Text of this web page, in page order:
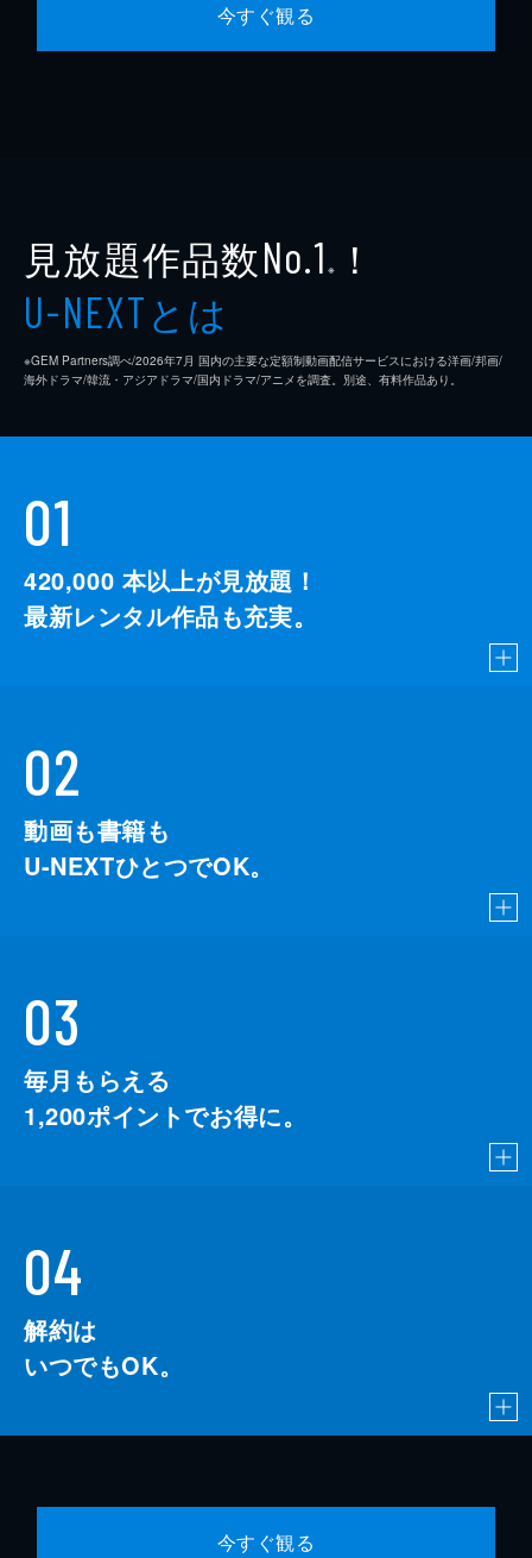
今すぐ観る
見放題作品数No.1 ※ ！
U-NEXTとは
※GEM Partners調べ/2026年7⽉ 国内の主要な定額制動画配信サービスにおける洋画/邦画/
海外ドラマ/韓流・アジアドラマ/国内ドラマ/アニメを調査。別途、有料作品あり。
01
420,000 本以上が見放題！
最新レンタル作品も充実。
02
動画も書籍も
U-NEXTひとつでOK。
03
毎月もらえる
1,200ポイントでお得に。
04
解約は
いつでもOK。
今すぐ観る